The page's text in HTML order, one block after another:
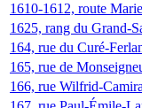
1610-1612, route
1625, rang du Grand-
164, rue du Curé-
165, rue de
166, rue Wilfrid-